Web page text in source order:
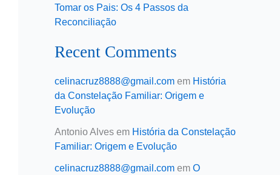
Tomar os Pais: Os 4 Passos da
Reconciliação
Recent Comments
celinacruz8888@gmail.com em História
da Constelação Familiar: Origem e
Evolução
Antonio Alves em História da Constelação
Familiar: Origem e Evolução
celinacruz8888@gmail.com em O